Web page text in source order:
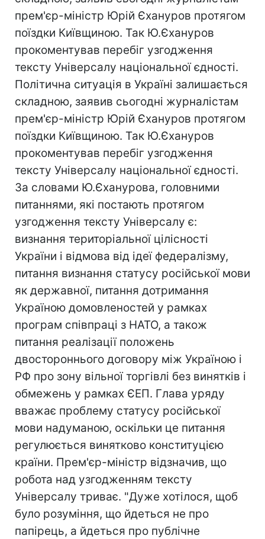
прем'єр-міністр Юрій Єхануров протягом
поїздки Київщиною. Так Ю.Єхануров
прокоментував перебіг узгодження
тексту Універсалу національної єдності.
Політична ситуація в Україні залишається
складною, заявив сьогодні журналістам
прем'єр-міністр Юрій Єхануров протягом
поїздки Київщиною. Так Ю.Єхануров
прокоментував перебіг узгодження
тексту Універсалу національної єдності.
За словами Ю.Єханурова, головними
питаннями, які постають протягом
узгодження тексту Універсалу є:
визнання територіальної цілісності
України і відмова від ідеї федералізму,
питання визнання статусу російської мови
як державної, питання дотримання
Україною домовленостей у рамках
програм співпраці з НАТО, а також
питання реалізації положень
двостороннього договору між Україною і
РФ про зону вільної торгівлі без винятків і
обмежень у рамках ЄЕП. Глава уряду
вважає проблему статусу російської
мови надуманою, оскільки це питання
регулюється винятково конституцією
країни. Прем'єр-міністр відзначив, що
робота над узгодженням тексту
Універсалу триває. "Дуже хотілося, щоб
було розуміння, що йдеться не про
папірець, а йдеться про публічне